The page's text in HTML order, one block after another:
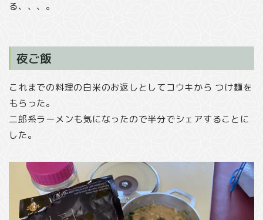
る、、、。
夜ご飯
これまでの料理の白米のお返しとしてコウキから つけ麺を
もらった。
二郎系ラーメンも気になったので半分でシェアすることに
した。